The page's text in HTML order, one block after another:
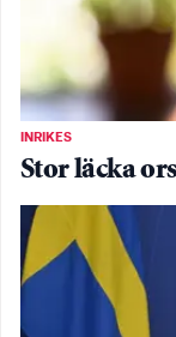
INRIKES
Stor läcka